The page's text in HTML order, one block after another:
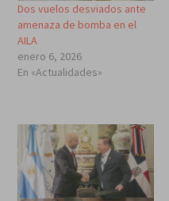
Dos vuelos desviados ante
amenaza de bomba en el
AILA
enero 6, 2026
En «Actualidades»